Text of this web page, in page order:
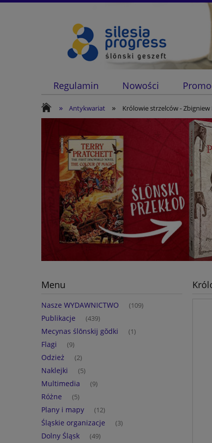
Regulamin Nowości
» Antykwariat » Królowie strzelców - Zbigniew
Menu
Nasze WYDAWNICTWO (109)
Publikacje (439)
Mecynas ślōnskij gŏdki (1)
Flagi (9)
Odzież (2)
Naklejki (5)
Multimedia (9)
Różne (5)
Plany i mapy (12)
Śląskie organizacje (3)
Dolny Śląsk (49)